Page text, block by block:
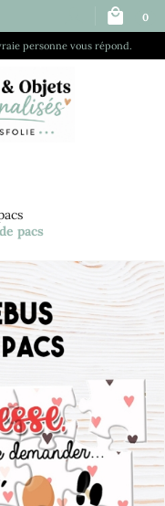
personne vous répond.
0
pacs